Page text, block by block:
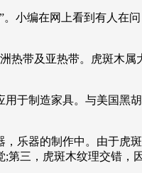
小编在网上看到有人在
带及亚热带。虎斑木
于制造家具。与美国
乐器的制作中。由于
三，虎斑木纹理交错